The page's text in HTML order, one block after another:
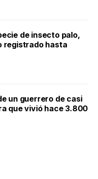
de insecto palo,
registrado hasta
un guerrero de casi
que vivió hace 3.800